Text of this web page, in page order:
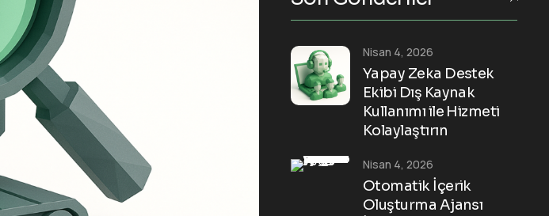
Yapay Zeka Destek
Ekibi Dış Kaynak
Kullanımı ile Hizmeti
Kolaylaştırın
Nisan 4, 2026
Otomatik İçerik
Oluşturma Ajansı
Nisan 4, 2026